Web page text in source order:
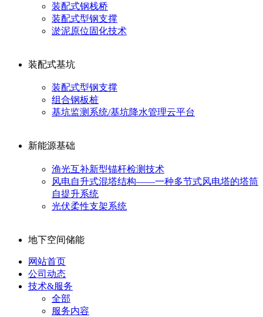
装配式钢栈桥
装配式型钢支撑
淤泥原位固化技术
装配式基坑
装配式型钢支撑
组合钢板桩
基坑监测系统/基坑降水管理云平台
新能源基础
渔光互补新型锚杆检测技术
风电自升式混塔结构——一种多节式风电塔的塔筒
自提升系统
光伏柔性支架系统
地下空间储能
网站首页
公司动态
技术&服务
全部
服务内容